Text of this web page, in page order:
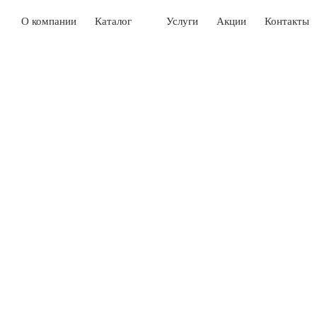
О компании Каталог Услуги Акции Контакты